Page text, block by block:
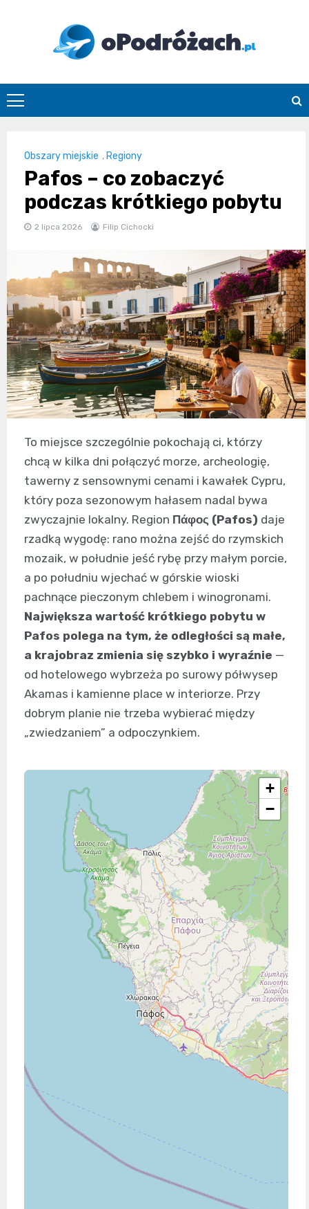
O
Podróżach
Obszary miejskie , Regiony
Pafos – co zobaczyć
podczas krótkiego pobytu
2 lipca 2026 Filip Cichocki
To miejsce szczególnie pokochają ci, którzy
chcą w kilka dni połączyć morze, archeologię,
tawerny z sensownymi cenami i kawałek Cypru,
który poza sezonowym hałasem nadal bywa
zwyczajnie lokalny. Region Πάφος (Pafos) daje
rzadką wygodę: rano można zejść do rzymskich
mozaik, w południe jeść rybę przy małym porcie,
a po południu wjechać w górskie wioski
pachnące pieczonym chlebem i winogronami.
Największa wartość krótkiego pobytu w
Pafos polega na tym, że odległości są małe,
a krajobraz zmienia się szybko i wyraźnie —
od hotelowego wybrzeża po surowy półwysep
Akamas i kamienne place w interiorze. Przy
dobrym planie nie trzeba wybierać między
„zwiedzaniem” a odpoczynkiem.
+
−